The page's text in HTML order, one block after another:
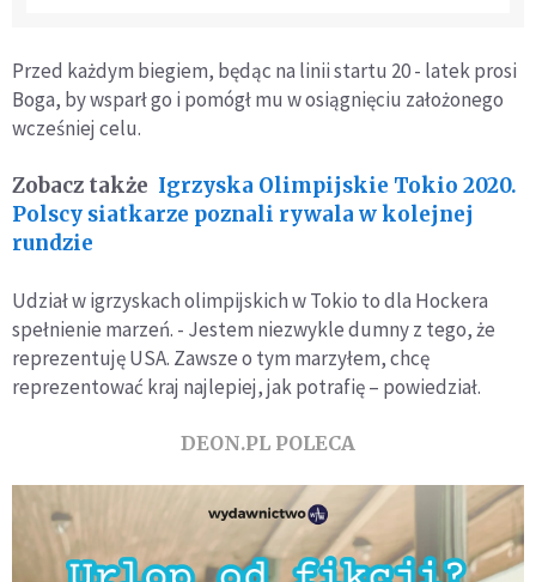
Przed każdym biegiem, będąc na linii startu 20 - latek prosi
Boga, by wsparł go i pomógł mu w osiągnięciu założonego
wcześniej celu.
Zobacz także Igrzyska Olimpijskie Tokio 2020.
Polscy siatkarze poznali rywala w kolejnej
rundzie
Udział w igrzyskach olimpijskich w Tokio to dla Hockera
spełnienie marzeń. - Jestem niezwykle dumny z tego, że
reprezentuję USA. Zawsze o tym marzyłem, chcę
reprezentować kraj najlepiej, jak potrafię – powiedział.
DEON.PL POLECA